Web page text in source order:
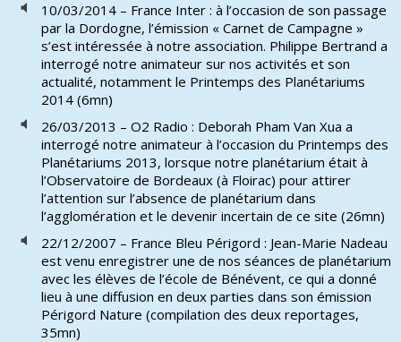
10/03/2014 – France Inter : à l’occasion de son passage
par la Dordogne, l’émission « Carnet de Campagne »
s’est intéressée à notre association. Philippe Bertrand a
interrogé notre animateur sur nos activités et son
actualité, notamment le Printemps des Planétariums
2014 (6mn)
26/03/2013 – O2 Radio : Deborah Pham Van Xua a
interrogé notre animateur à l’occasion du Printemps des
Planétariums 2013, lorsque notre planétarium était à
l’Observatoire de Bordeaux (à Floirac) pour attirer
l’attention sur l’absence de planétarium dans
l’agglomération et le devenir incertain de ce site (26mn)
22/12/2007 – France Bleu Périgord : Jean-Marie Nadeau
est venu enregistrer une de nos séances de planétarium
avec les élèves de l’école de Bénévent, ce qui a donné
lieu à une diffusion en deux parties dans son émission
Périgord Nature (compilation des deux reportages,
35mn)